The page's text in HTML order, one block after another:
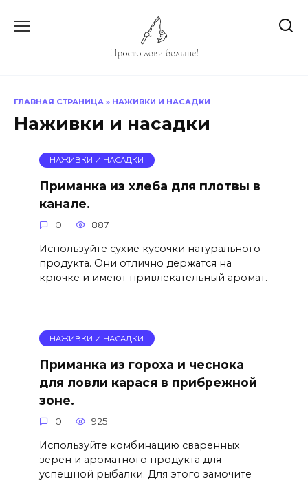
ГЛАВНАЯ СТРАНИЦА » НАЖИВКИ И НАСАДКИ
Наживки и насадки
НАЖИВКИ И НАСАДКИ
Приманка из хлеба для плотвы в
канале.
0 887
Используйте сухие кусочки натурального
продукта. Они отлично держатся на
крючке и имеют привлекательный аромат.
НАЖИВКИ И НАСАДКИ
Приманка из гороха и чеснока
для ловли карася в прибрежной
зоне.
0 925
Используйте комбинацию сваренных
зерен и ароматного продукта для
успешной рыбалки. Для этого замочите